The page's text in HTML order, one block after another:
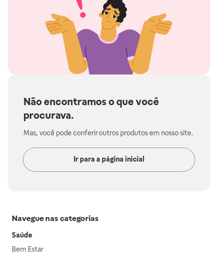
Não encontramos o que você
procurava.
Mas, você pode conferir outros produtos em nosso site.
Ir para a página inicial
Navegue nas categorias
Saúde
Bem Estar